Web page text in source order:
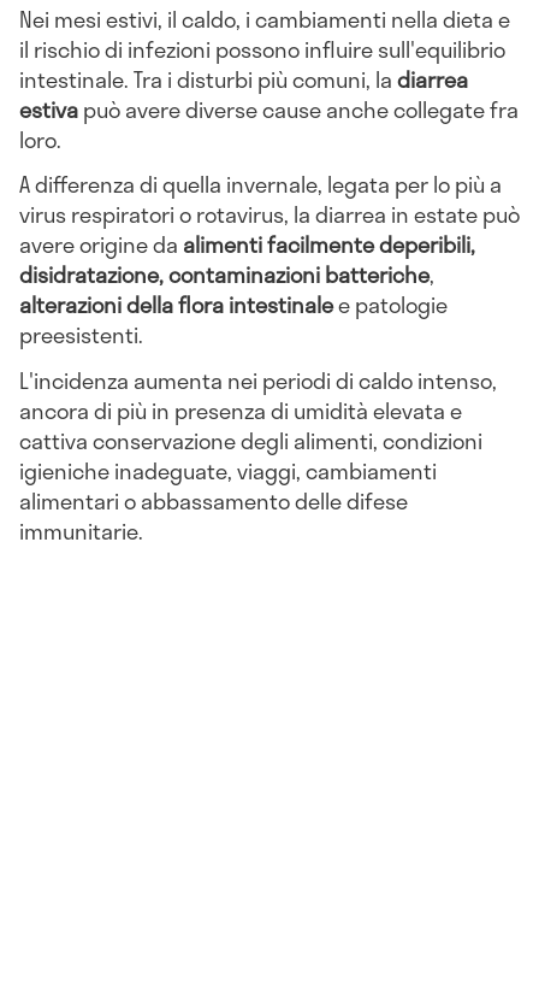
Nei mesi estivi, il caldo, i cambiamenti nella dieta e
il rischio di infezioni possono influire sull'equilibrio
intestinale. Tra i disturbi più comuni, ladiarrea
estivapuò avere diverse cause anche collegate fra
loro.
A differenza di quella invernale, legata per lo più a
virus respiratori o rotavirus, la diarrea in estate può
avere origine da alimenti facilmente deperibili,
disidratazione, contaminazioni batteriche,
alterazioni della flora intestinalee patologie
preesistenti.
L'incidenza aumenta nei periodi di caldo intenso,
ancora di più in presenza di umidità elevata e
cattiva conservazione degli alimenti, condizioni
igieniche inadeguate, viaggi, cambiamenti
alimentari o abbassamento delle difese
immunitarie.